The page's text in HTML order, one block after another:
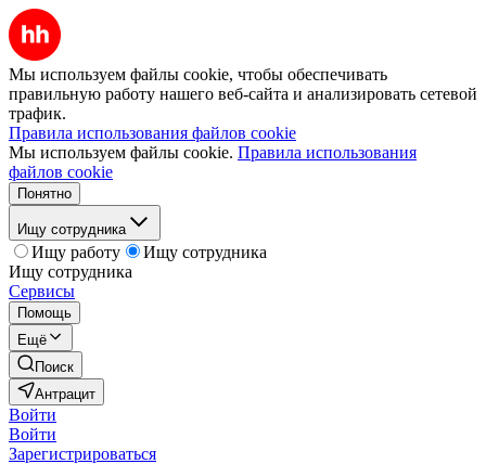
Мы используем файлы cookie, чтобы обеспечивать
правильную работу нашего веб-сайта и анализировать сетевой
трафик.
Правила использования файлов cookie
Мы используем файлы cookie. Правила использования
файлов cookie
Понятно
Ищу сотрудника
Ищу работу
Ищу сотрудника
Ищу сотрудника
Сервисы
Помощь
Ещё
Поиск
Антрацит
Войти
Войти
Зарегистрироваться